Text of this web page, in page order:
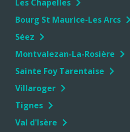
Les Chapelles
Bourg St Maurice-Les Arcs
Séez
Montvalezan-La-Rosière
Sainte Foy Tarentaise
Villaroger
Tignes
Val d'Isère